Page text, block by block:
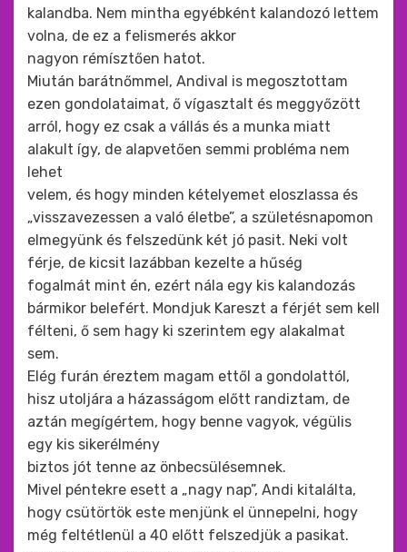
kalandba. Nem mintha egyébként kalandozó lettem
volna, de ez a felismerés akkor
nagyon rémísztően hatot.
Miután barátnőmmel, Andival is megosztottam
ezen gondolataimat, ő vígasztalt és meggyőzött
arról, hogy ez csak a vállás és a munka miatt
alakult így, de alapvetően semmi probléma nem
lehet
velem, és hogy minden kételyemet eloszlassa és
„visszavezessen a való életbe”, a születésnapomon
elmegyünk és felszedünk két jó pasit. Neki volt
férje, de kicsit lazábban kezelte a hűség
fogalmát mint én, ezért nála egy kis kalandozás
bármikor belefért. Mondjuk Kareszt a férjét sem kell
félteni, ő sem hagy ki szerintem egy alakalmat
sem.
Elég furán éreztem magam ettől a gondolattól,
hisz utoljára a házasságom előtt randiztam, de
aztán megígértem, hogy benne vagyok, végülis
egy kis sikerélmény
biztos jót tenne az önbecsülésemnek.
Mivel péntekre esett a „nagy nap”, Andi kitalálta,
hogy csütörtök este menjünk el ünnepelni, hogy
még feltétlenül a 40 előtt felszedjük a pasikat.